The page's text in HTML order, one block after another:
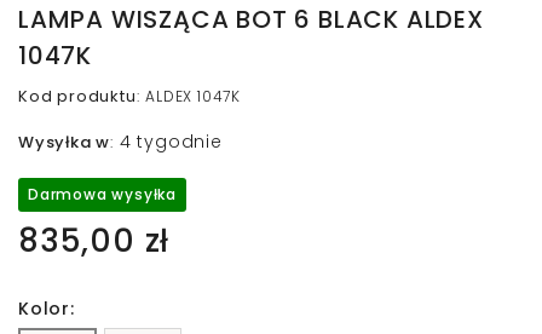
LAMPA WISZĄCA BOT 6 BLACK ALDEX
1047K
Kod produktu:ALDEX 1047K
Wysyłka w: 4 tygodnie
Darmowa wysyłka
835,00 zł
Kolor: